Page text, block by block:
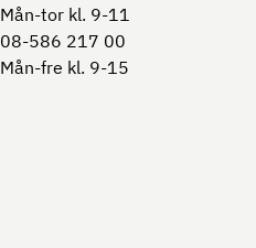
Mån-tor kl. 9-11
08-586 217 00
Mån-fre kl. 9-15